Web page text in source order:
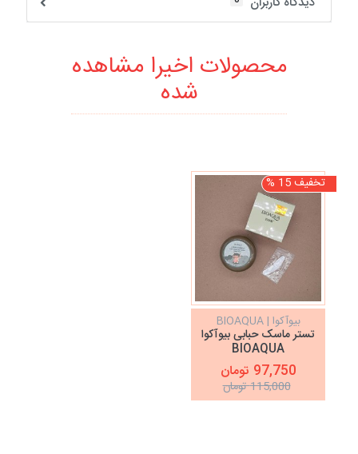
محصولات اخیرا مشاهده
شده
تخفیف 15 %
بیوآکوا | BIOAQUA
تستر ماسک حبابی بیوآکوا
BIOAQUA
97,750 تومان
115,000 تومان